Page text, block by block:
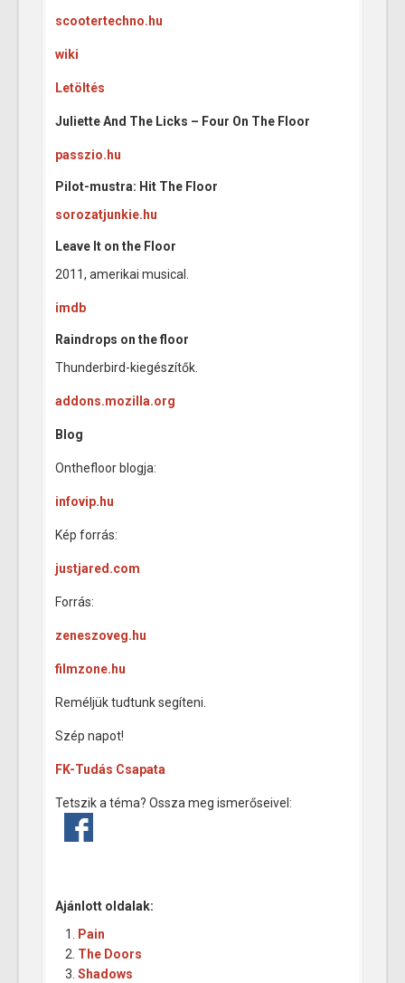
scootertechno.hu
wiki
Letöltés
Juliette And The Licks – Four On The Floor
passzio.hu
Pilot-mustra: Hit The Floor
sorozatjunkie.hu
Leave It on the Floor
2011, amerikai musical.
imdb
Raindrops on the floor
Thunderbird-kiegészítők.
addons.mozilla.org
Blog
Onthefloor blogja:
infovip.hu
Kép forrás:
justjared.com
Forrás:
zeneszoveg.hu
filmzone.hu
Reméljük tudtunk segíteni.
Szép napot!
FK-Tudás Csapata
Tetszik a téma? Ossza meg ismerőseivel:
Ajánlott oldalak:
Pain
The Doors
Shadows